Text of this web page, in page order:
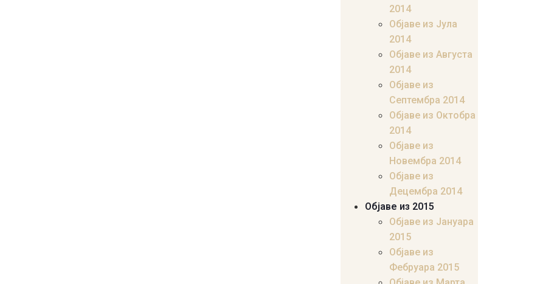
2014
Објаве из Јула
2014
Објаве из Августа
2014
Објаве из
Септембра 2014
Објаве из Октобра
2014
Објаве из
Новембра 2014
Објаве из
Децембра 2014
Објаве из 2015
Објаве из Јануара
2015
Објаве из
Фебруара 2015